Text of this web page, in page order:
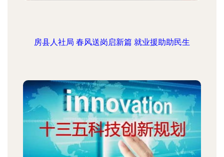
房县人社局 春风送岗启新篇 就业援助助民生